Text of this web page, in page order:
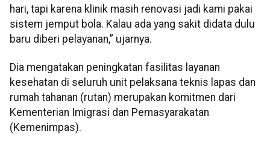
hari, tapi karena klinik masih renovasi jadi kami pakai
sistem jemput bola. Kalau ada yang sakit didata dulu
baru diberi pelayanan,” ujarnya.
Dia mengatakan peningkatan fasilitas layanan
kesehatan di seluruh unit pelaksana teknis lapas dan
rumah tahanan (rutan) merupakan komitmen dari
Kementerian Imigrasi dan Pemasyarakatan
(Kemenimpas).